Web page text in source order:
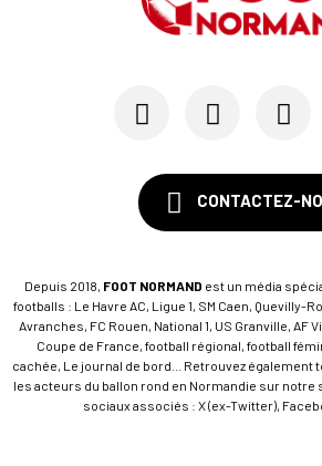
CONTACTEZ-
Depuis 2018, FOOT NORMAND est un média
footballs : Le Havre AC, Ligue 1, SM Caen, Quevilly-
Avranches, FC Rouen, National 1, US Granville, AF
Coupe de France, football régional, football
cachée, Le journal de bord... Retrouvez également
les acteurs du ballon rond en Normandie sur
sociaux associés : X (ex-Twitter),